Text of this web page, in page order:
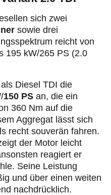
sich zwei
sowie drei
reicht von
195 kW/265 PS (2.0
Diesel TDI die
/150 PS an, die ein
360 Nm auf die
Aggregat lässt sich
recht souverän fahren.
der Motor leicht
reagiert er
Seine Leistung
und über einen weiten
nachdrücklich.